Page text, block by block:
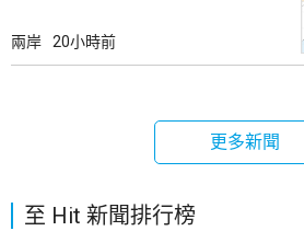
兩岸 20小時前
更多新聞
至 Hit 新聞排行榜